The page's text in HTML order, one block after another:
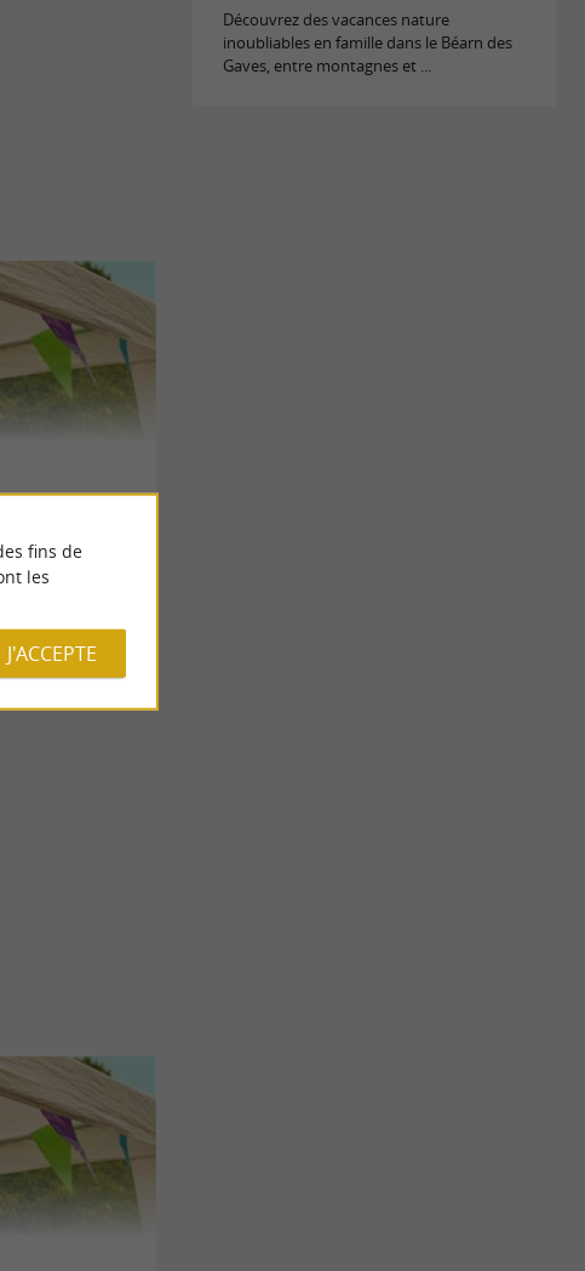
Découvrez des vacances nature
inoubliables en famille dans le Béarn des
Gaves, entre montagnes et ...
fins de
les
J'ACCEPTE